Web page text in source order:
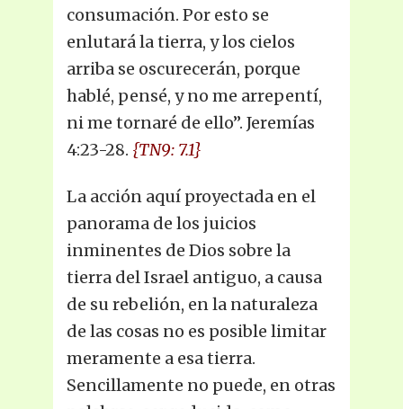
consumación. Por esto se
enlutará la tierra, y los cielos
arriba se oscurecerán, porque
hablé, pensé, y no me arrepentí,
ni me tornaré de ello”. Jeremías
4:23-28. {TN9: 7.1}
La acción aquí proyectada en el
panorama de los juicios
inminentes de Dios sobre la
tierra del Israel antiguo, a causa
de su rebelión, en la naturaleza
de las cosas no es posible limitar
meramente a esa tierra.
Sencillamente no puede, en otras